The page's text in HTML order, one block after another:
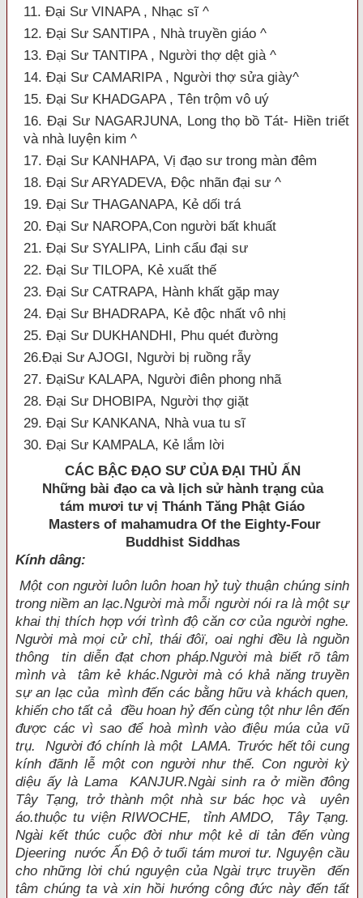
11. Đại Sư VINAPA , Nhạc sĩ ^
12. Đại Sư SANTIPA , Nhà truyền giáo ^
13. Đại Sư TANTIPA , Người thợ dệt già ^
14. Đại Sư CAMARIPA , Người thợ sửa giày^
15. Đại Sư KHADGAPA , Tên trộm vô uý
16. Đại Sư NAGARJUNA, Long thọ bồ Tát- Hiền triết
và nhà luyện kim ^
17. Đại Sư KANHAPA, Vị đạo sư trong màn đêm
18. Đại Sư ARYADEVA, Ðộc nhãn đại sư ^
19. Đại Sư THAGANAPA, Kẻ dối trá
20. Đại Sư NAROPA,Con người bất khuất
21. Đại Sư SYALIPA, Linh cẩu đại sư
22. Đại Sư TILOPA, Kẻ xuất thế
23. Đại Sư CATRAPA, Hành khất gặp may
24. Đại Sư BHADRAPA, Kẻ độc nhất vô nhị
25. Đại Sư DUKHANDHI, Phu quét đường
26.Đại Sư AJOGI, Người bị ruồng rẫy
27. ĐạiSư KALAPA, Người điên phong nhã
28. Đại Sư DHOBIPA, Người thợ giặt
29. Đại Sư KANKANA, Nhà vua tu sĩ
30. Đại Sư KAMPALA, Kẻ lắm lời
CÁC BẬC ÐẠO SƯ CỦA ÐẠI THỦ ẤN
Những bài đạo ca và lịch sử hành trạng của
tám mươi tư vị Thánh Tăng Phật Giáo
Masters of mahamudra Of the Eighty-Four
Buddhist Siddhas
Kính dâng:
Một con người luôn luôn hoan hỷ tuỳ thuận chúng sinh
trong niềm an lạc.Người mà mỗi người nói ra là một sự
khai thị thích hợp với trình độ căn cơ của người nghe.
Người mà mọi cử chỉ, thái đôï, oai nghi đều là nguồn
thông tin diễn đạt chơn pháp.Người mà biết rõ tâm
mình và tâm kẻ khác.Người mà có khả năng truyền
sự an lạc của mình đến các bằng hữu và khách quen,
khiến cho tất cả đều hoan hỷ đến cùng tột như lên đến
được các vì sao để hoà mình vào điệu múa của vũ
trụ. Người đó chính là một LAMA. Trước hết tôi cung
kính đãnh lễ một con người như thế. Con người kỳ
diệu ấy là Lama KANJUR.Ngài sinh ra ở miền đông
Tây Tạng, trở thành một nhà sư bác học và uyên
áo.thuộc tu viện RIWOCHE, tỉnh AMDO, Tây Tạng.
Ngài kết thúc cuộc đời như một kẻ di tản đến vùng
Djeering nước Ấn Ðộ ở tuổi tám mươi tư. Nguyện cầu
cho những lời chú nguyện của Ngài trực truyền đến
tâm chúng ta và xin hồi hướng công đức này đến tất